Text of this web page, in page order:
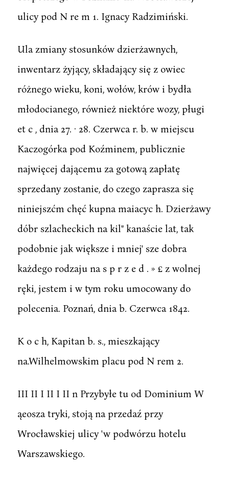
ulicy pod N re m 1. Ignacy Radzimiński.
Ula zmiany stosunków dzierżawnych,
inwentarz żyjący, składający się z owiec
różnego wieku, koni, wołów, krów i bydła
młodocianego, również niektóre wozy, pługi
et c , dnia 27. · 28. Czerwca r. b. w miejscu
Kaczogórka pod Koźminem, publicznie
najwięcej dającemu za gotową zapłatę
sprzedany zostanie, do czego zaprasza się
niniejszćm chęć kupna maiacyc h. Dzierżawy
dóbr szlacheckich na kil" kanaście lat, tak
podobnie jak większe i mniej' sze dobra
każdego rodzaju na s p r z e d . » £ z wolnej
ręki, jestem i w tym roku umocowany do
polecenia. Poznań, dnia b. Czerwca 1842.
K o c h, Kapitan b. s., mieszkający
na.Wilhelmowskim placu pod N rem 2.
III II I II I II n Przybyłe tu od Dominium W
ąeosza tryki, stoją na przedaź przy
Wrocławskiej ulicy 'w podwórzu hotelu
Warszawskiego.